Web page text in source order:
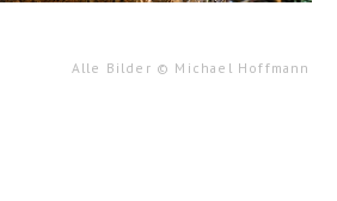
Alle Bilder © Michael Hoffmann